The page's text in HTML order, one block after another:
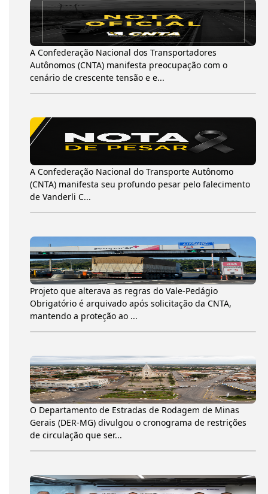
A Confederação Nacional dos Transportadores
Autônomos (CNTA) manifesta preocupação com o
cenário de crescente tensão e e...
A Confederação Nacional do Transporte Autônomo
(CNTA) manifesta seu profundo pesar pelo falecimento
de Vanderli C...
Projeto que alterava as regras do Vale-Pedágio
Obrigatório é arquivado após solicitação da CNTA,
mantendo a proteção ao ...
O Departamento de Estradas de Rodagem de Minas
Gerais (DER-MG) divulgou o cronograma de restrições
de circulação que ser...